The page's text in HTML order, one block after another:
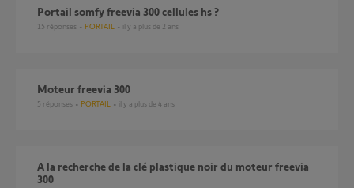
portail somfy freevia 300 cellules hs ?
15 réponses PORTAIL il y a plus de 2 ans
Moteur freevia 300
5 réponses PORTAIL il y a plus de 4 ans
A la recherche de la clé plastique noir du moteur freevia
300